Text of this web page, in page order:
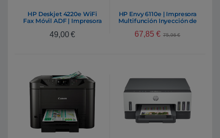
HP Deskjet 4220e WiFi
Fax Móvil ADF | Impresora
49,00€
HP Envy 6110e | Impresora
Multifunción Inyección de
1200 DPI
67,85 € 75,96€